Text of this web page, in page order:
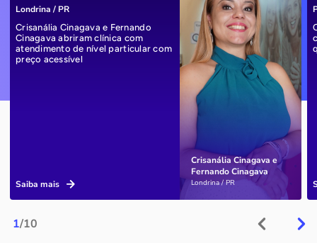
1/10
Crisanália Cinagava e
Fernando Cinagava
Londrina / PR
Londrina / PR
Crisanália Cinagava e Fernando
Cinagava abriram clínica com
atendimento de nível particular com
preço acessível
Saiba mais